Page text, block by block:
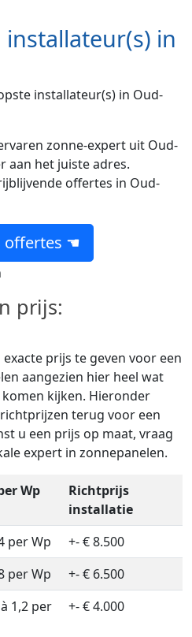
in
installateur(s) in Oud-
zonne-expert uit Oud-
aan het juiste adres.
offertes in Oud-
offertes ☚
prijs:
prijs te geven voor een
aangezien hier heel wat
kijken. Hieronder
terug voor een
u een prijs op maat, vraag
expert in zonnepanelen.
Wp
Richtprijs
installatie
per Wp
+- € 8.500
per Wp
+- € 6.500
1,2 per
+- € 4.000